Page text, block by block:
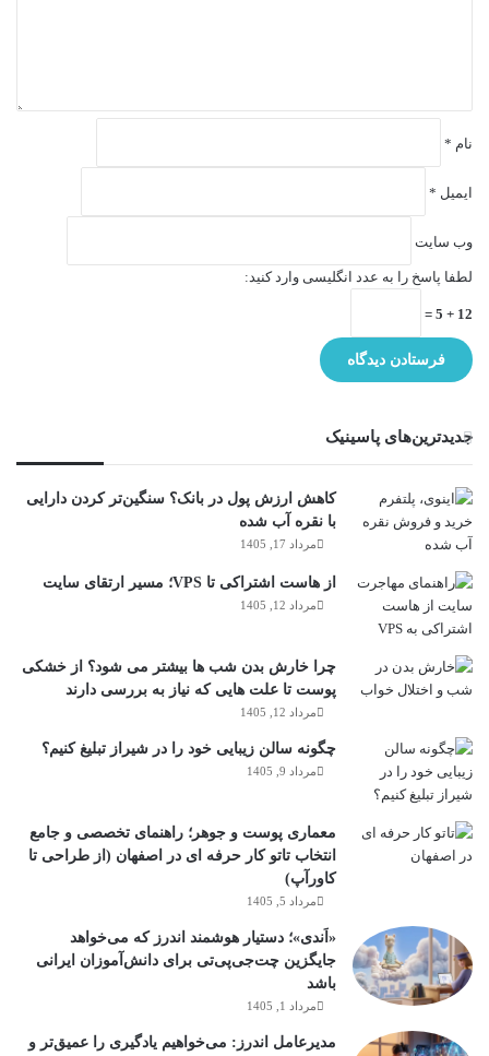
نام *
ایمیل *
وب‌ سایت
لطفا پاسخ را به عدد انگلیسی وارد کنید:
12 + 5 =
جدیدترین‌های پاسینیک
کاهش ارزش پول در بانک؟ سنگین‌تر کردن دارایی
با نقره آب شده
مرداد 17, 1405
از هاست اشتراکی تا VPS؛ مسیر ارتقای سایت
مرداد 12, 1405
چرا خارش بدن شب ها بیشتر می شود؟ از خشکی
پوست تا علت هایی که نیاز به بررسی دارند
مرداد 12, 1405
چگونه سالن زیبایی خود را در شیراز تبلیغ کنیم؟
مرداد 9, 1405
معماری پوست و جوهر؛ راهنمای تخصصی و جامع
انتخاب تاتو کار حرفه ای در اصفهان (از طراحی تا
کاورآپ)
مرداد 5, 1405
«اَندی»؛ دستیار هوشمند اندرز که می‌خواهد
جایگزین چت‌جی‌پی‌تی برای دانش‌آموزان ایرانی
باشد
مرداد 1, 1405
مدیرعامل اندرز: می‌خواهیم یادگیری را عمیق‌تر و